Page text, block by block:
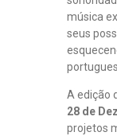
música
seus
A edição
28 de
projetos